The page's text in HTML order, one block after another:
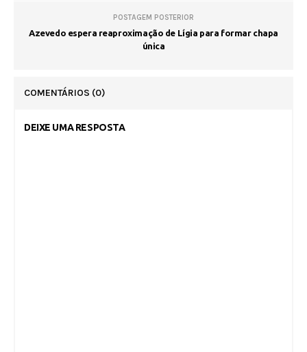
POSTAGEM POSTERIOR
Azevedo espera reaproximação de Lígia para formar chapa
única
COMENTÁRIOS (0)
DEIXE UMA RESPOSTA